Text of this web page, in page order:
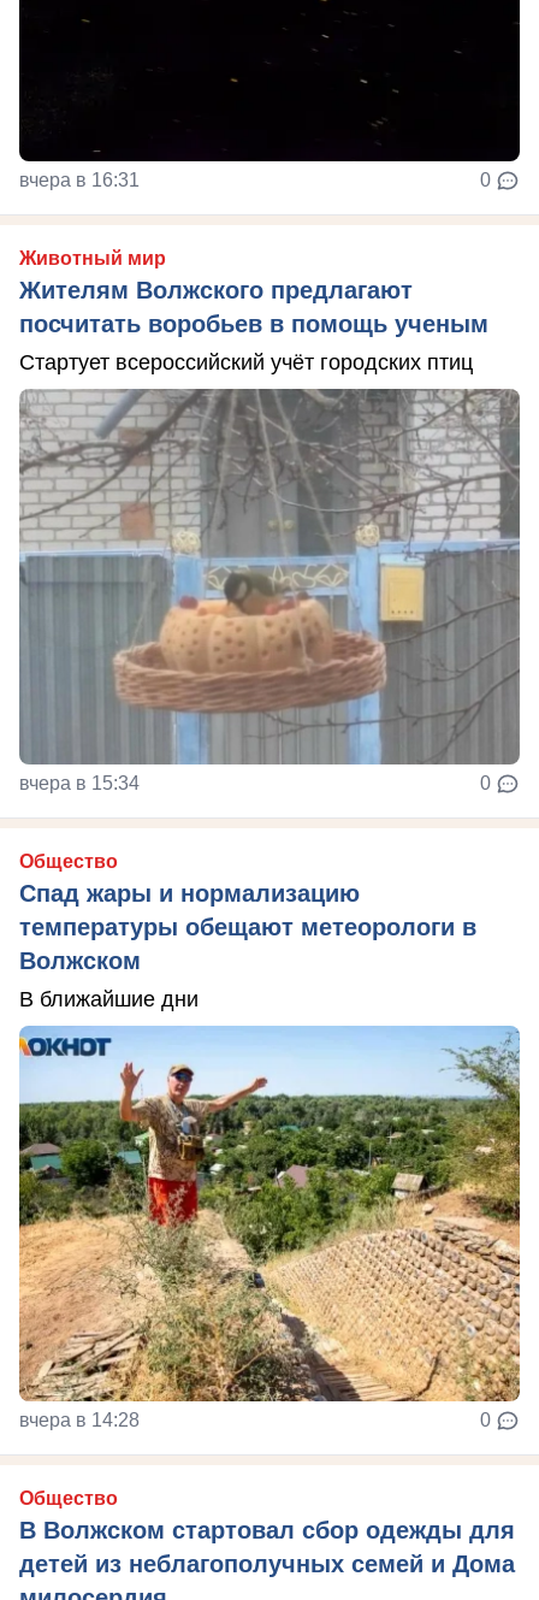
вчера в 16:31 0
Животный мир
Жителям Волжского предлагают
посчитать воробьев в помощь ученым
Стартует всероссийский учёт городских птиц
вчера в 15:34 0
Общество
Спад жары и нормализацию
температуры обещают метеорологи в
Волжском
В ближайшие дни
вчера в 14:28 0
Общество
В Волжском стартовал сбор одежды для
детей из неблагополучных семей и Дома